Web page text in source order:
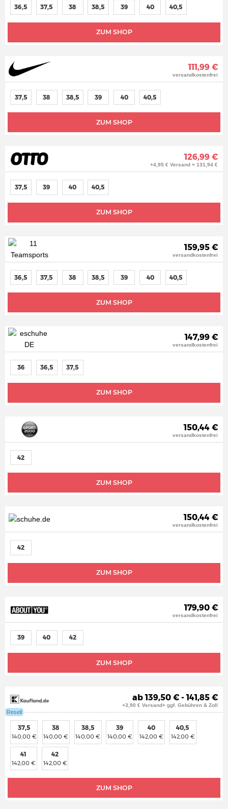
ZUM SHOP
36,5 37,5 38 38,5 39 40 40,5
111,99 €
versandkostenfrei
ZUM SHOP
37,5 38 38,5 39 40 40,5
126,99 €
+4,95 € Versand = 131,94 €
ZUM SHOP
37,5 39 40 40,5
159,95 €
versandkostenfrei
ZUM SHOP
36,5 37,5 38 38,5 39 40 40,5
147,99 €
versandkostenfrei
ZUM SHOP
36 36,5 37,5
150,44 €
versandkostenfrei
ZUM SHOP
42
150,44 €
versandkostenfrei
ZUM SHOP
42
179,90 €
versandkostenfrei
ZUM SHOP
39 40 42
Resell
ab 139,50 € - 141,85 €
+3,90 € Versand+ ggf. Gebühren & Zoll
ZUM SHOP
37,5
140,00 €
38
140,00 €
38,5
140,00 €
39
140,00 €
40
142,00 €
40,5
142,00 €
41
142,00 €
42
142,00 €